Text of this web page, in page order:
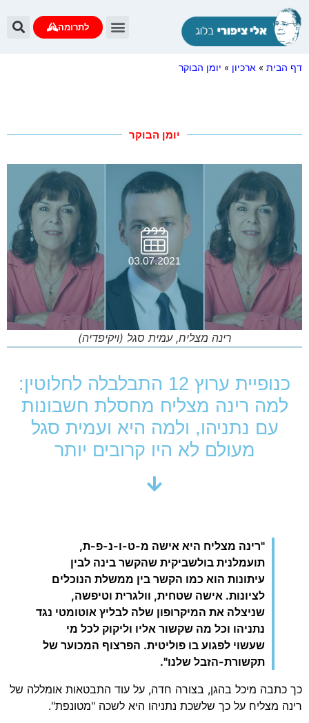
לתרומה
דף הבית » ארכיון » יומן הבוקר
יומן הבוקר
רינה מצליח, עמית סגל (ויקיפדיה)
כנופיית ערוץ 12 התבלבלה לחלוטין:
למה רינה מצליח מחסלת חשבונות
עם נתניהו, ולמה היא ועמית סגל
מעולם לא היו קרובים יותר
"רינה מצליח היא אישה מ-ט-ו-נ-פ-ת,
תועמלנית בולשביקית שהקשר בינה לבין
עיתונות הוא כמו הקשר בין ממשלת הנוכלים
לציונות. אישה שטחית, וולגרית וטיפשה,
שניצלה את המיקרופון שלה לבליץ אוטומטי נגד
נתניהו וכל מה שקשור אליו וליקוק לכל מי
שעשוי לפגוע בו פוליטית. הפרצוף המכוער של
תקשורת-הזבל שלנו".
כך כתבה מיכל בהגן, בצורה חדה, על עוד התבטאות אומללה של
רינה מצליח על כך שלשכת נתניהו היא לשכה "מטונפת".